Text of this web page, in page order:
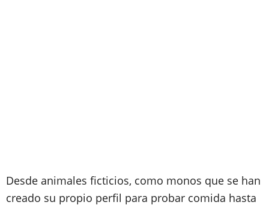
Desde animales ficticios, como monos que se han
creado su propio perfil para probar comida hasta